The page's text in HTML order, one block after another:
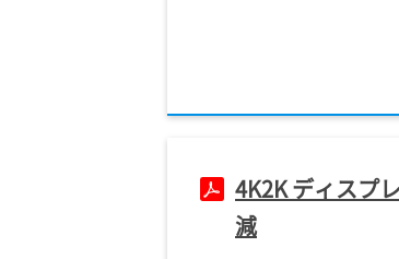
4K2K ディスプ
減